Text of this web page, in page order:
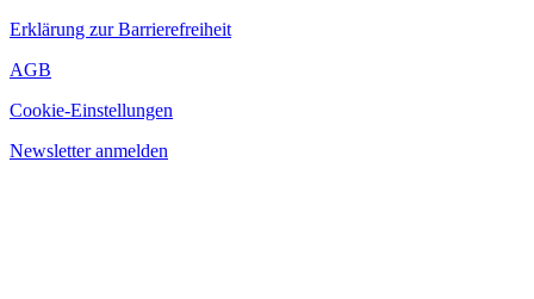
Erklärung zur Barrierefreiheit
AGB
Cookie-Einstellungen
Newsletter anmelden